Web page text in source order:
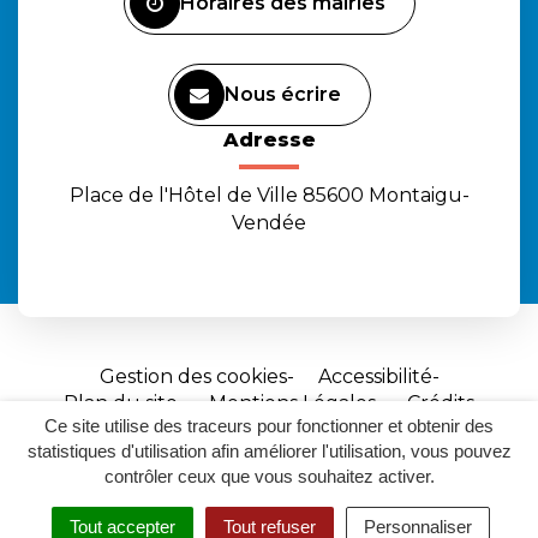
Ce site utilise des traceurs pour fonctionner et obtenir des
statistiques d'utilisation afin améliorer l'utilisation, vous pouvez
contrôler ceux que vous souhaitez activer.
Tout accepter Tout refuser Personnaliser
Nous écrire
Adresse
Place de l'Hôtel de Ville 85600 Montaigu-
Vendée
Gestion des cookies
Accessibilité
Plan du site
Mentions Légales
Crédits
Site
réalisé
par
Inovagora